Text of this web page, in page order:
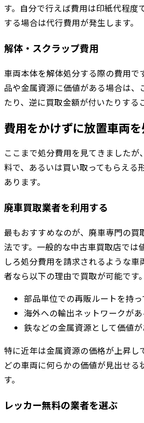
す。自分で行えば費用は印紙代程度
する場合は代行費用が発生します。
解体・スクラップ費用
車両本体を解体処分する際の費用で
品や金属資源に価値がある場合は、
たり、逆に買取金額が付いたりする
費用をかけずに放置車両
ここまで処分費用を見てきましたが
料で、あるいは買い取ってもらえる
あります。
廃車買取業者を利用する
最もおすすめなのが、廃車専門の買
法です。一般的な中古車買取店では
しろ処分費用を請求されるような車
者なら以下の理由で買取が可能です。
部品単位での再販ルートを持っ
海外への輸出ネットワークがあ
鉄などの金属資源として価値が
特に近年は金属資源の価格が上昇し
どの車両に何らかの価値が見出せる
す。
レッカー無料の業者を選ぶ